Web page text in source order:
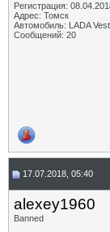
Регистрация:
Адрес: Томск
Автомобиль: LADA
Сообщений: 20
17.07.2018, 05:40
alexey1960
Banned